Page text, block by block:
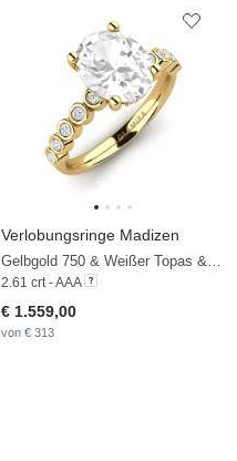
Verlobungsringe Madizen
2.61 crt - AAA
€ 1.559,00
von € 313